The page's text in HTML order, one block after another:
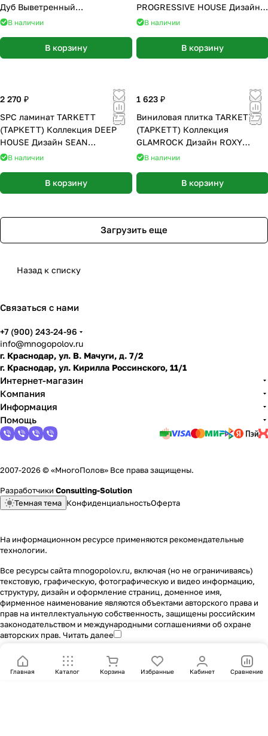
Дуб Выветренный
(1292*159*8мм)
В наличии
В корзину
PROGRESSIVE HOUSE Дизайн
MAX (1220х200х4.4 мм)
В наличии
В корзину
2 270 ₽
SPC ламинат TARKETT
(ТАРКЕТТ) Коллекция DEEP
HOUSE Дизайн SEAN
(1400х225х4.6 мм)
В наличии
В корзину
1 623 ₽
Виниловая плитка TARKETT
(ТАРКЕТТ) Коллекция
GLAMROCK Дизайн ROXY
(1280,2 х 182,9 х 2.7 мм)
В наличии
В корзину
Загрузить еще
Назад к списку
Связаться с нами
+7 (900) 243-24-96
info@mnogopolov.ru
г. Краснодар, ул. В. Мачуги, д. 7/2
г. Краснодар, ул. Кирилла Россинского, 11/1
Интернет-магазин
Компания
Информация
Помощь
2007-2026 © «МногоПолов» Все права защищены.
Разработчики Consulting-Solution
Темная тема КонфиденциальностьОферта
На информационном ресурсе применяются рекомендательные
технологии.
Все ресурсы сайта mnogopolov.ru, включая (но не ограничиваясь)
текстовую, графическую, фотографическую и видео информацию,
структуру, дизайн и оформление страниц, доменное имя,
фирменное наименование являются объектами авторского права и
прав на интеллектуальную собственность, защищены российским
законодательством и международными соглашениями об охране
авторских прав. Читать далее
Главная Каталог Корзина Избранные Кабинет Сравнение